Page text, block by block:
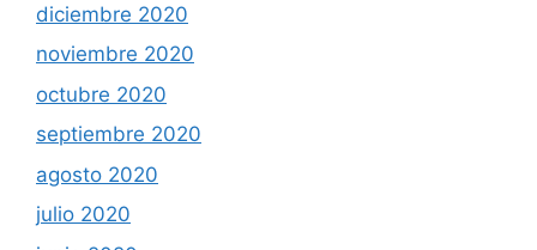
diciembre 2020
noviembre 2020
octubre 2020
septiembre 2020
agosto 2020
julio 2020